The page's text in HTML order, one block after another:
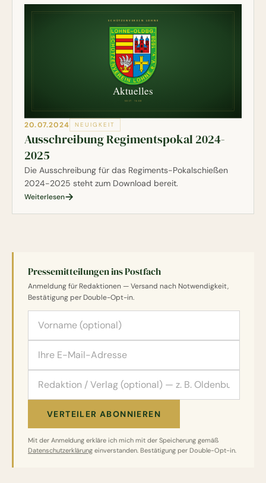
20.07.2024 NEUIGKEIT
Ausschreibung Regimentspokal 2024-
2025
Die Ausschreibung für das Regiments-Pokalschießen
2024-2025 steht zum Download bereit.
Weiterlesen
Pressemitteilungen ins Postfach
Anmeldung für Redaktionen — Versand nach Notwendigkeit,
Bestätigung per Double-Opt-in.
Vorname (optional)
E-Mail-Adresse
Redaktion / Verlag (optional)
VERTEILER ABONNIEREN
Mit der Anmeldung erkläre ich mich mit der Speicherung gemäß
Datenschutzerklärung einverstanden. Bestätigung per Double-Opt-in.